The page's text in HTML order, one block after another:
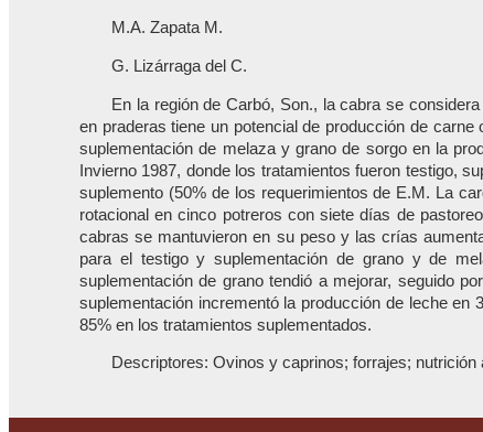
M.A. Zapata M.
G. Lizárraga del C.
En la región de Carbó, Son., la cabra se
en praderas tiene un potencial de producción de
suplementación de melaza y grano de sorgo en la
Invierno 1987, donde los tratamientos fueron testigo,
suplemento (50% de los requerimientos de E.M. La
rotacional en cinco potreros con siete días de
cabras se mantuvieron en su peso y las crías
para el testigo y suplementación de grano y de
suplementación de grano tendió a mejorar, seguido
suplementación incrementó la producción de leche
85% en los tratamientos suplementados.
Descriptores: Ovinos y caprinos; forrajes; nutrición